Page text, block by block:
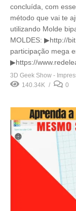
concluída, com
método que vai te
utilizando Molde
MOLDES: ▶http://
participação mega
▶https://
3D Geek Show -
140.34K
0